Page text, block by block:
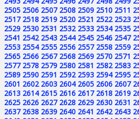
2505 2506 2507 2508 2509 2510 2511
2517 2518 2519 2520 2521 2522 2523
2529 2530 2531 2532 2533 2534 2535
2541 2542 2543 2544 2545 2546 2547
2553 2554 2555 2556 2557 2558 2559
2565 2566 2567 2568 2569 2570 2571
2577 2578 2579 2580 2581 2582 2583
2589 2590 2591 2592 2593 2594 2595
2601 2602 2603 2604 2605 2606 2607
2613 2614 2615 2616 2617 2618 2619
2625 2626 2627 2628 2629 2630 2631
2637 2638 2639 2640 2641 2642 2643